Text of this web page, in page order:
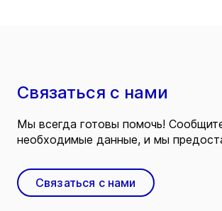
Связаться с нами
Мы всегда готовы помочь!
необходимые данные, и мы
Связаться с нами